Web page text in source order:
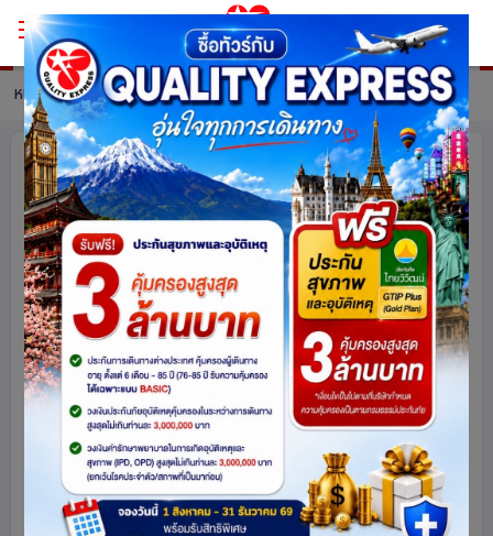
หน้าหลัก ทัวร์ Japan รายละเอียดทัวร์
Osaka Kyoto Free Day Delight 5 วัน
3 คืน โดยสายการบินเวียตเจ็ทแอร์ [VZ]
ไม่เข้าร้านช็อปปิ้ง
ญี่ปุ่น 14927 share
ดูโปรแกรมทัวร์ รหัสโปรแกรม :15932